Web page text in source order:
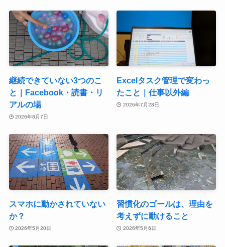
継続できていない3つのこ
と｜Facebook・読書・リ
アルの場
2026年8月7日
Excelタスク管理で変わっ
たこと｜仕事以外編
2026年7月28日
スマホに動かされていない
か？
2026年5月20日
習慣化のゴールは、理由を
考えずに動けること
2026年5月6日